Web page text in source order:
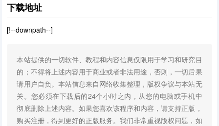
下载地址
[!--downpath--]
本站提供的一切软件、教程和内容信息仅限用于学习和研究目
的；不得将上述内容用于商业或者非法用途，否则，一切后果
请用户自负。本站信息来自网络收集整理，版权争议与本站无
关。您必须在下载后的24个小时之内，从您的电脑或手机中
彻底删除上述内容。如果您喜欢该程序和内容，请支持正版，
购买注册，得到更好的正版服务。我们非常重视版权问题，如